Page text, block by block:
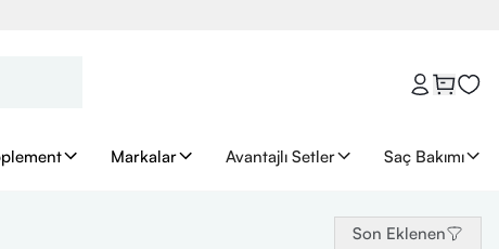
Markalar Avantajlı Setler Saç Bakımı
Son Eklenen